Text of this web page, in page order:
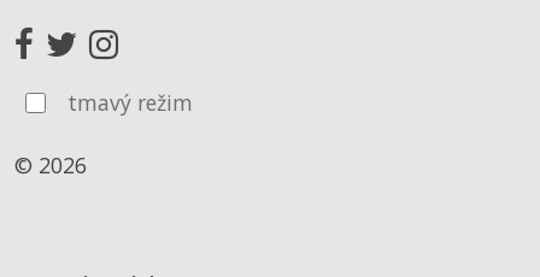
tmavý režim
© 2026